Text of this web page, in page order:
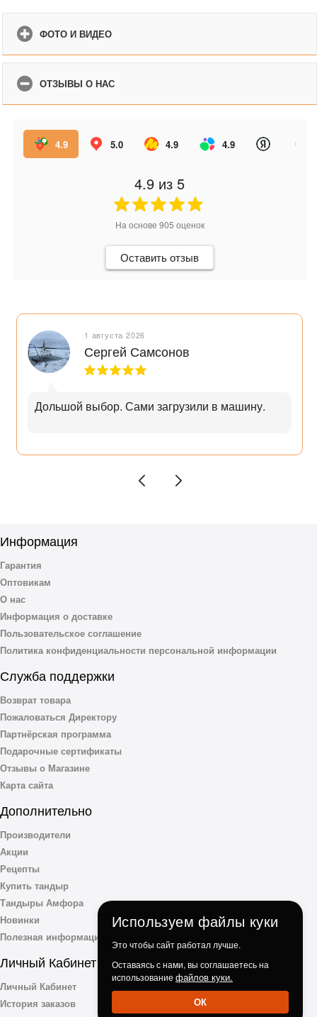
ФОТО И ВИДЕО
ОТЗЫВЫ О НАС
4.9 5.0 4.9 4.9
4.9 из 5
На основе 905 оценок
Оставить отзыв
1 августа 2026
Сергей Самсонов
Дольшой выбор. Сами загрузили в машину.
Информация
Гарантия
Оптовикам
О нас
Информация о доставке
Пользовательское соглашение
Политика конфиденциальности персональной информации
Служба поддержки
Возврат товара
Пожаловаться Директору
Партнёрская программа
Подарочные сертификаты
Отзывы о Магазине
Карта сайта
Дополнительно
Производители
Акции
Рецепты
Купить тандыр
Тандыры Амфора
Новинки
Полезная информация
Личный Кабинет
Личный Кабинет
История заказов
Используем файлы куки
Это чтобы сайт работал лучше.
Оставаясь с нами, вы соглашаетесь на
использование файлов куки.
ОК